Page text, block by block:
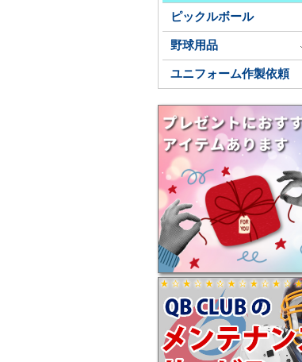
ピックルボール
野球用品
ユニフォーム作製依頼